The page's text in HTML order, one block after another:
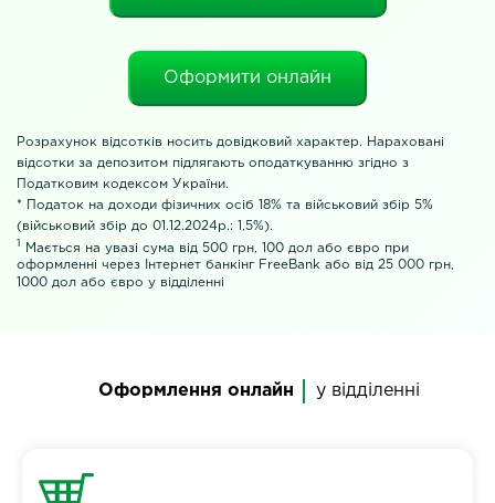
Оформити онлайн
Розрахунок відсотків носить довідковий характер. Нараховані
відсотки за депозитом підлягають оподаткуванню згідно з
Податковим кодексом України.
* Податок на доходи фізичних осіб 18% та військовий збір 5%
(військовий збір до 01.12.2024р.: 1,5%).
1
Мається на увазі сума від 500 грн, 100 дол або євро при
оформленні через Інтернет банкінг FreeBank або від 25 000 грн,
1000 дол або євро у відділенні
Оформлення онлайн у відділенні